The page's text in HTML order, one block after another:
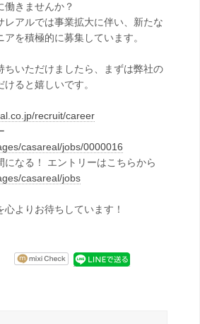
働きませんか？
レアルでは事業拡大に伴い、新たな
を積極的に募集しています。
ちいただけましたら、まずは弊社の
ると嬉しいです。
recruit/career
casareal/jobs/0000016
なる！ エントリーはこちらから
casareal/jobs
よりお待ちしています！